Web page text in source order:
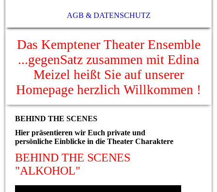
AGB & DATENSCHUTZ
Das Kemptener Theater Ensemble
...gegenSatz zusammen mit Edina
Meizel heißt Sie auf unserer
Homepage herzlich Willkommen !
BEHIND THE SCENES
Hier präsentieren wir Euch private und
persönliche Einblicke in die Theater Charaktere
BEHIND THE SCENES
"ALKOHOL"